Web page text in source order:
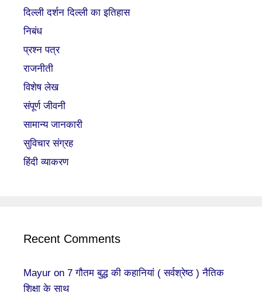
दिल्ली दर्शन दिल्ली का इतिहास
निबंध
प्रश्न पत्र
राजनीती
विशेष लेख
संपूर्ण जीवनी
सामान्य जानकारी
सुविचार संग्रह
हिंदी व्याकरण
Recent Comments
Mayur on 7 गौतम बुद्ध की कहानियां ( सर्वश्रेष्ठ ) नैतिक
शिक्षा के साथ